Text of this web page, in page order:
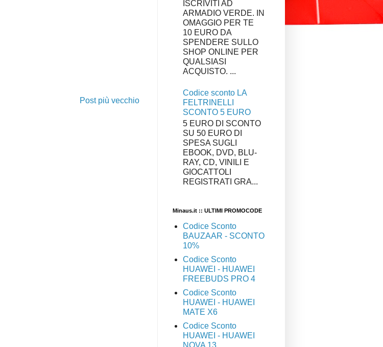
Post più vecchio
ISCRIVITI AD
ARMADIO VERDE. IN
OMAGGIO PER TE
10 EURO DA
SPENDERE SULLO
SHOP ONLINE PER
QUALSIASI
ACQUISTO. ...
Codice sconto LA
FELTRINELLI
SCONTO 5 EURO
5 EURO DI SCONTO
SU 50 EURO DI
SPESA SUGLI
EBOOK, DVD, BLU-
RAY, CD, VINILI E
GIOCATTOLI
REGISTRATI GRA...
Minaus.it :: ULTIMI PROMOCODE
Codice Sconto
BAUZAAR - SCONTO
10%
Codice Sconto
HUAWEI - HUAWEI
FREEBUDS PRO 4
Codice Sconto
HUAWEI - HUAWEI
MATE X6
Codice Sconto
HUAWEI - HUAWEI
NOVA 13